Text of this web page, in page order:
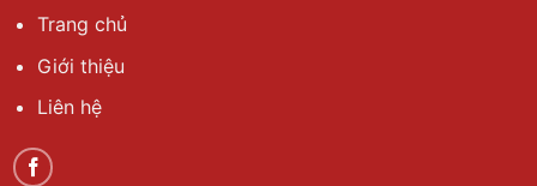
Trang chủ
Giới thiệu
Liên hệ